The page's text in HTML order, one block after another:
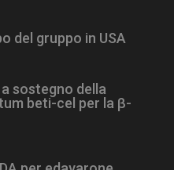
del gruppo in USA
sostegno della
beti-cel per la β-